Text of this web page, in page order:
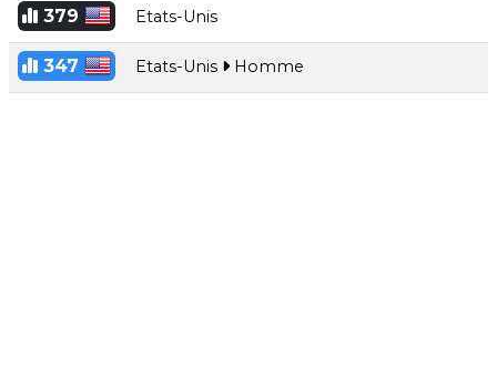
379 Etats-Unis
347 Etats-Unis Homme